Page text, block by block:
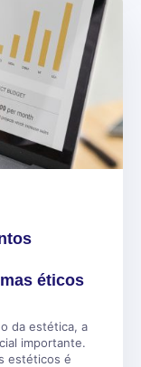
éticos
da estética, a
importante.
estéticos é